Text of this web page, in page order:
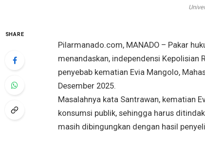
SHARE
Pilarmanado.com, MANADO – Pakar
menandaskan, independensi
penyebab kematian Evia Mangolo,
Desember 2025.
Masalahnya kata Santrawan, kematian
konsumsi publik, sehingga harus
masih dibingungkan dengan hasil